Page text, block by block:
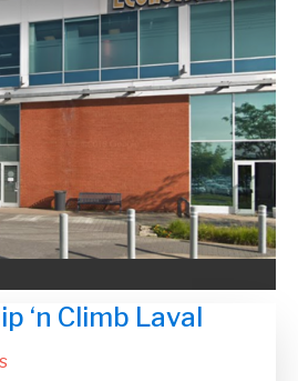
‘n Climb Laval